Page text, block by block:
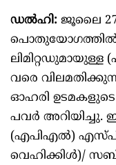
ഡൽഹി: ജൂലൈ 27
പൊതുയോഗത്തിൽ
വരെ
ഓഹരി
പവർ അറിയിച്ചു.
(എപിഎൽ)
വെഹിക്കിൾ)/